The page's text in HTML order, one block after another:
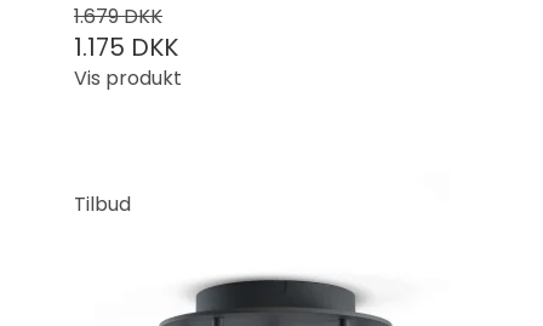
1.679 DKK
1.175 DKK
Vis produkt
Tilbud